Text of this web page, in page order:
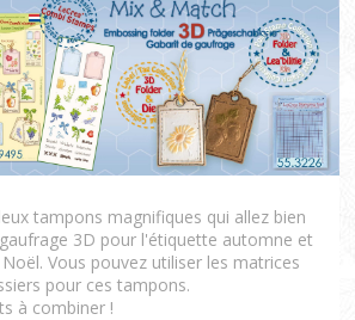
tampons magnifiques qui allez bien
3D pour l'étiquette automne et
Vous pouvez utiliser les matrices
pour ces tampons.
à combiner !